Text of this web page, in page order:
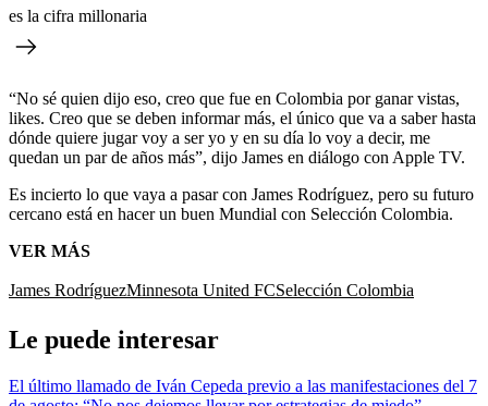
es la cifra millonaria
“No sé quien dijo eso, creo que fue en Colombia por ganar vistas,
likes. Creo que se deben informar más, el único que va a saber hasta
dónde quiere jugar voy a ser yo y en su día lo voy a decir, me
quedan un par de años más”, dijo James en diálogo con Apple TV.
Es incierto lo que vaya a pasar con James Rodríguez, pero su futuro
cercano está en hacer un buen Mundial con Selección Colombia.
VER MÁS
James RodríguezMinnesota United FCSelección Colombia
Le puede interesar
El último llamado de Iván Cepeda previo a las manifestaciones del 7